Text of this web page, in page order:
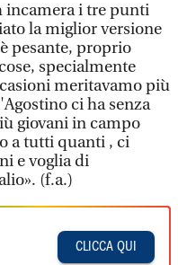
incamera i tre punti
la miglior versione
pesante, proprio
specialmente
meritavamo più
ci ha senza
giovani in campo
a tutti quanti , ci
e voglia di
(f.a.)
CLICCA QUI